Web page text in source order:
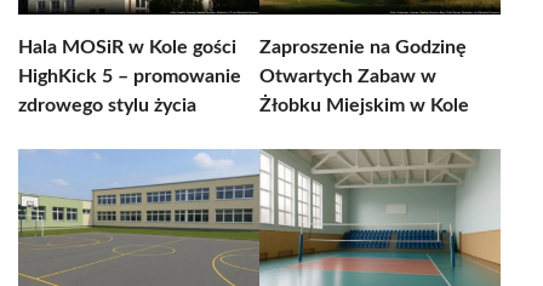
Hala MOSiR w Kole gości
HighKick 5 – promowanie
zdrowego stylu życia
Zaproszenie na Godzinę
Otwartych Zabaw w
Żłobku Miejskim w Kole